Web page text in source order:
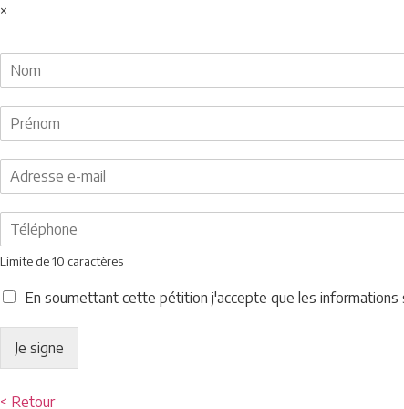
×
Limite de 10 caractères
En soumettant cette pétition j'accepte que les
Je signe
< Retour